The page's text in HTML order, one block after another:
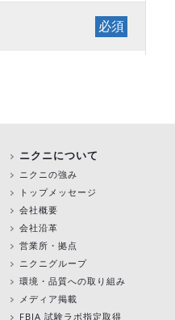
ニクニについて
ニクニの強み
トップメッセージ
会社概要
会社沿革
営業所・拠点
ニクニグループ
環境・品質への取り組み
メディア掲載
FBIA 試験ラボ指定取得